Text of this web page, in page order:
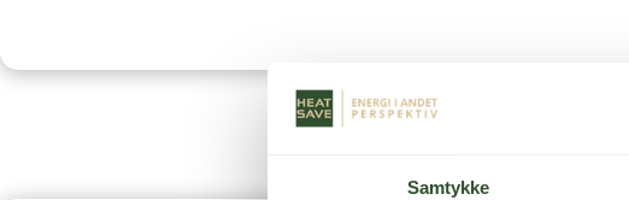
Samtykke